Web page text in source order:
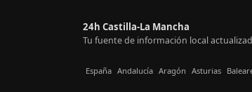
24h Castilla-La Mancha
Tu fuente de información local
España Andalucía Aragón Asturias